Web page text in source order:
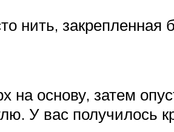
нить,
основу, затем
У вас получилось